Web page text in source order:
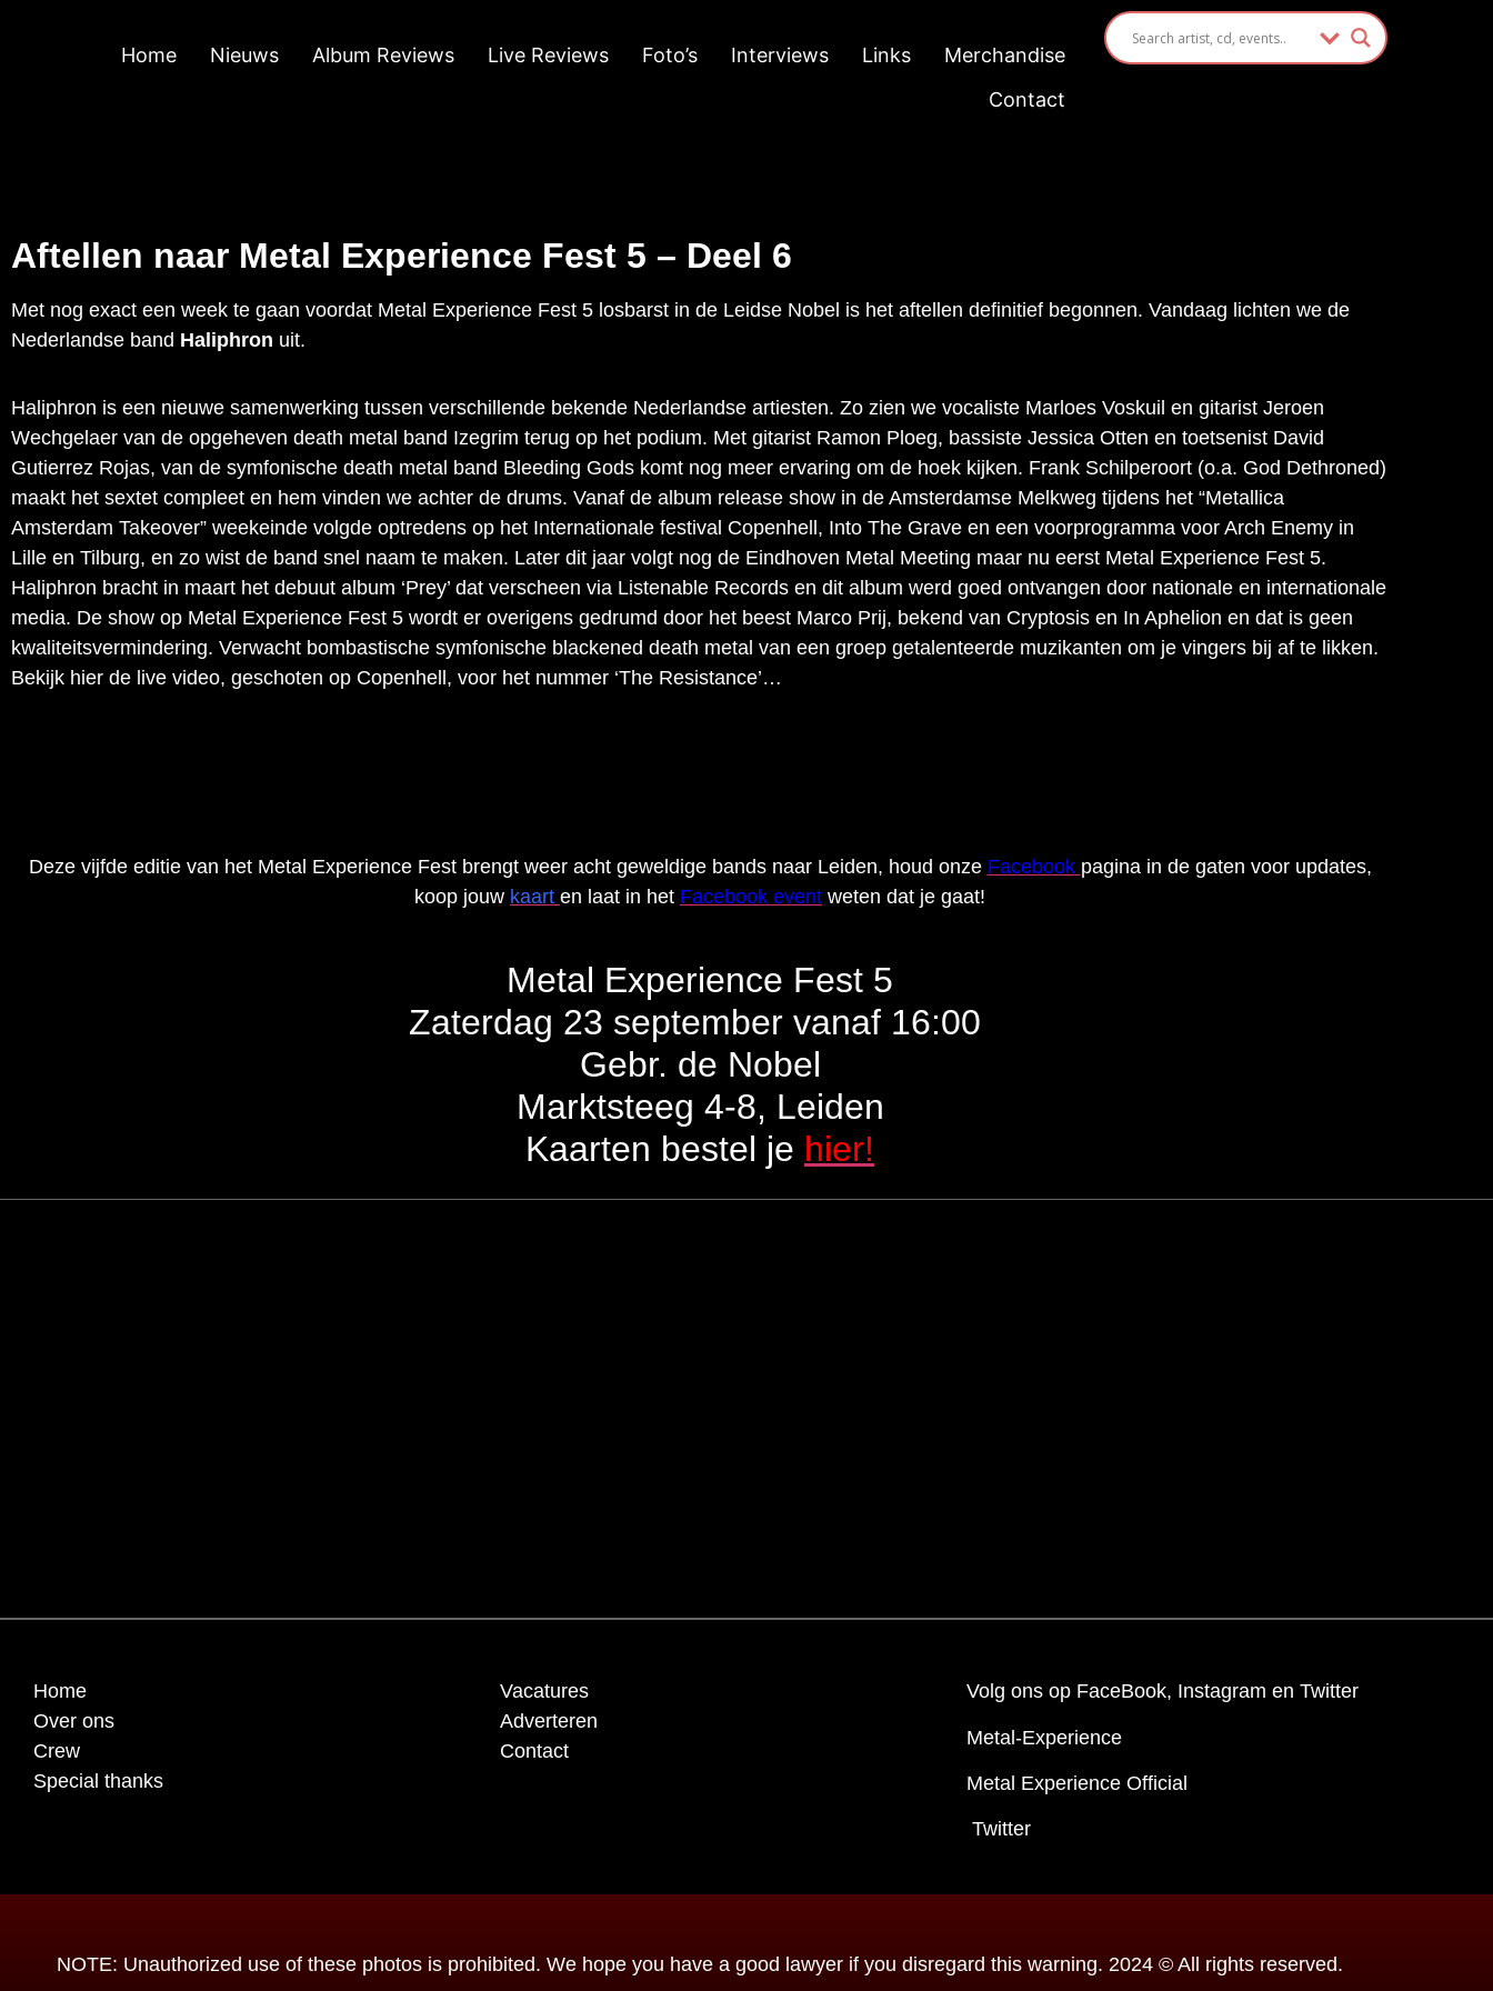
Home Nieuws Album Reviews Live Reviews Foto’s Interviews Links
Merchandise
Contact
Aftellen naar Metal Experience Fest 5 – Deel 6
Met nog exact een week te gaan voordat Metal Experience Fest 5 losbarst in de Leidse Nobel is het aftellen definitief begonnen. Vandaag lichten we de
Nederlandse band Haliphron uit.
Haliphron is een nieuwe samenwerking tussen verschillende bekende Nederlandse artiesten. Zo zien we vocaliste Marloes Voskuil en gitarist Jeroen
Wechgelaer van de opgeheven death metal band Izegrim terug op het podium. Met gitarist Ramon Ploeg, bassiste Jessica Otten en toetsenist David
Gutierrez Rojas, van de symfonische death metal band Bleeding Gods komt nog meer ervaring om de hoek kijken. Frank Schilperoort (o.a. God Dethroned)
maakt het sextet compleet en hem vinden we achter de drums. Vanaf de album release show in de Amsterdamse Melkweg tijdens het “Metallica
Amsterdam Takeover” weekeinde volgde optredens op het Internationale festival Copenhell, Into The Grave en een voorprogramma voor Arch Enemy in
Lille en Tilburg, en zo wist de band snel naam te maken. Later dit jaar volgt nog de Eindhoven Metal Meeting maar nu eerst Metal Experience Fest 5.
Haliphron bracht in maart het debuut album ‘Prey’ dat verscheen via Listenable Records en dit album werd goed ontvangen door nationale en internationale
media. De show op Metal Experience Fest 5 wordt er overigens gedrumd door het beest Marco Prij, bekend van Cryptosis en In Aphelion en dat is geen
kwaliteitsvermindering. Verwacht bombastische symfonische blackened death metal van een groep getalenteerde muzikanten om je vingers bij af te likken.
Bekijk hier de live video, geschoten op Copenhell, voor het nummer ‘The Resistance’…
Deze vijfde editie van het Metal Experience Fest brengt weer acht geweldige bands naar Leiden, houd onze Facebook pagina in de gaten voor updates,
koop jouw kaart en laat in het Facebook event weten dat je gaat!
Metal Experience Fest 5
Zaterdag 23 september vanaf 16:00
Gebr. de Nobel
Marktsteeg 4-8, Leiden
Kaarten bestel je hier!
Home
Over ons
Crew
Special thanks
Vacatures
Adverteren
Contact
Volg ons op FaceBook, Instagram en Twitter
Metal-Experience
Metal Experience Official
Twitter
NOTE: Unauthorized use of these photos is prohibited. We hope you have a good lawyer if you disregard this warning. 2024 © All rights reserved.